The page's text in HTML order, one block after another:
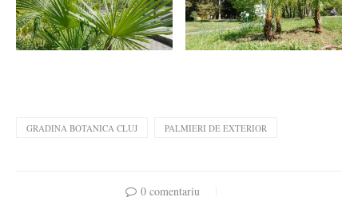
GRADINA BOTANICA CLUJ PALMIERI DE EXTERIOR
0 comentariu